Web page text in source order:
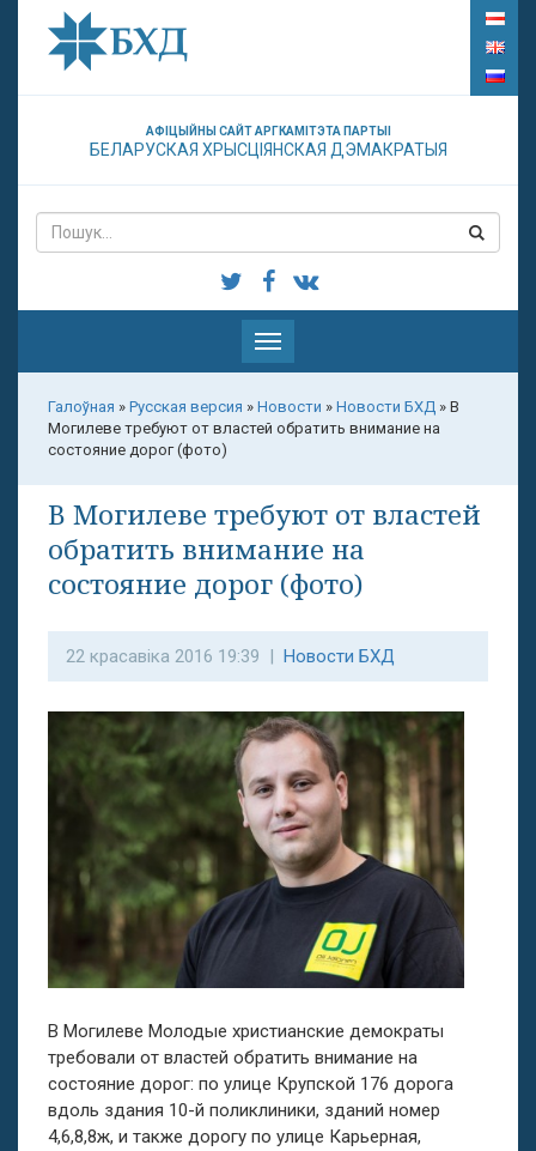
АФІЦЫЙНЫ САЙТ АРГКАМІТЭТА ПАРТЫІ
БЕЛАРУСКАЯ ХРЫСЦІЯНСКАЯ ДЭМАКРАТЫЯ
Паказаць
меню
Галоўная » Русская версия » Новости » Новости БХД » В
Могилеве требуют от властей обратить внимание на
состояние дорог (фото)
В Могилеве требуют от властей
обратить внимание на
состояние дорог (фото)
22 красавіка 2016 19:39 | Новости БХД
В Могилеве Молодые христианские демократы
требовали от властей обратить внимание на
состояние дорог: по улице Крупской 176 дорога
вдоль здания 10-й поликлиники, зданий номер
4,6,8,8ж, и также дорогу по улице Карьерная,